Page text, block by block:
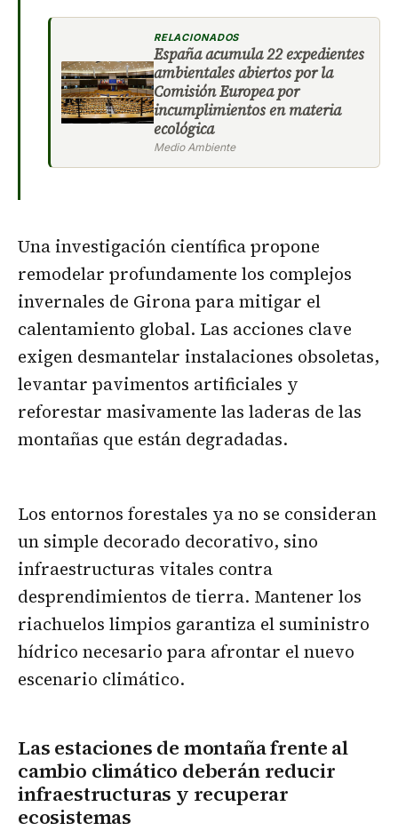
RELACIONADOS
España acumula 22 expedientes
ambientales abiertos por la
Comisión Europea por
incumplimientos en materia
ecológica
Medio Ambiente
Una investigación científica propone
remodelar profundamente los complejos
invernales de Girona para mitigar el
calentamiento global. Las acciones clave
exigen desmantelar instalaciones obsoletas,
levantar pavimentos artificiales y
reforestar masivamente las laderas de las
montañas que están degradadas.
Los entornos forestales ya no se consideran
un simple decorado decorativo, sino
infraestructuras vitales contra
desprendimientos de tierra. Mantener los
riachuelos limpios garantiza el suministro
hídrico necesario para afrontar el nuevo
escenario climático.
Las estaciones de montaña frente al
cambio climático deberán reducir
infraestructuras y recuperar
ecosistemas